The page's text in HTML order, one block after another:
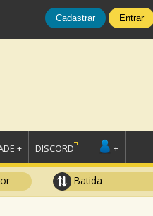
Cadastrar Entrar
+ DISCORD +
Batida